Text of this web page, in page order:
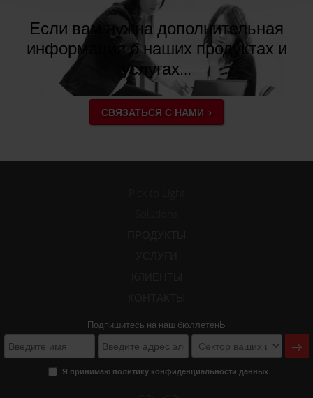
Если вам нужна дополнительная
информация о наших продуктах и
услугах…
СВЯЗАТЬСЯ С НАМИ
Подпишитесь на наш бюллетенЬ
Я принимаю политику конфиденциальности данных